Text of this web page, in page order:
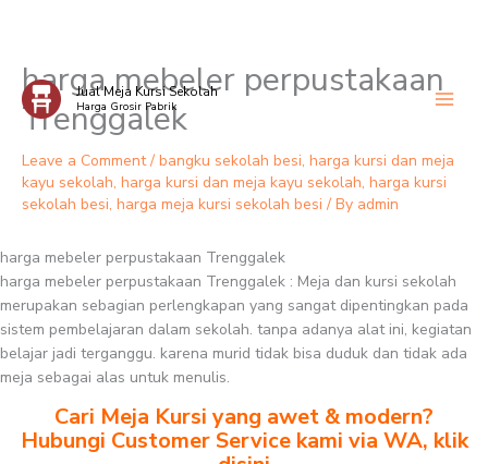
Skip
content
Jual Meja Kursi Sekolah
Harga Grosir Pabrik
harga mebeler perpustakaan
Trenggalek
Leave a Comment / bangku sekolah besi, harga kursi dan meja
kayu sekolah, harga kursi dan meja kayu sekolah, harga kursi
sekolah besi, harga meja kursi sekolah besi / By admin
harga mebeler perpustakaan Trenggalek
harga mebeler perpustakaan Trenggalek : Meja dan kursi sekolah
merupakan sebagian perlengkapan yang sangat dipentingkan pada
sistem pembelajaran dalam sekolah. tanpa adanya alat ini, kegiatan
belajar jadi terganggu. karena murid tidak bisa duduk dan tidak ada
meja sebagai alas untuk menulis.
Cari Meja Kursi yang awet & modern?
Hubungi Customer Service kami via WA, klik